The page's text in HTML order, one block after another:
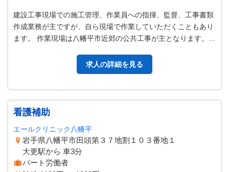
建設工事現場での施工管理、作業員への指揮、監督、工事書類
作成業務が主ですが、自ら現場で作業していただくこともあり
ます。 作業現場は八幡平市近郊の公共工事が主となります。
求人の詳細を見る
看護補助
エールクリニック八幡平
岩手県八幡平市田頭第３７地割１０３番地１
大更駅から 車3分
パート労働者